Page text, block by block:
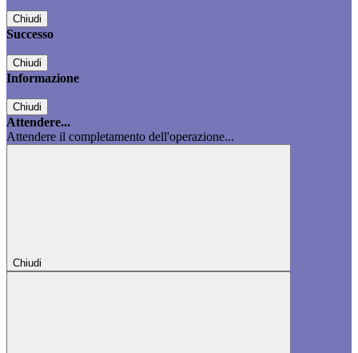
Chiudi
Successo
Chiudi
Informazione
Chiudi
Attendere...
Attendere il completamento dell'operazione...
Chiudi